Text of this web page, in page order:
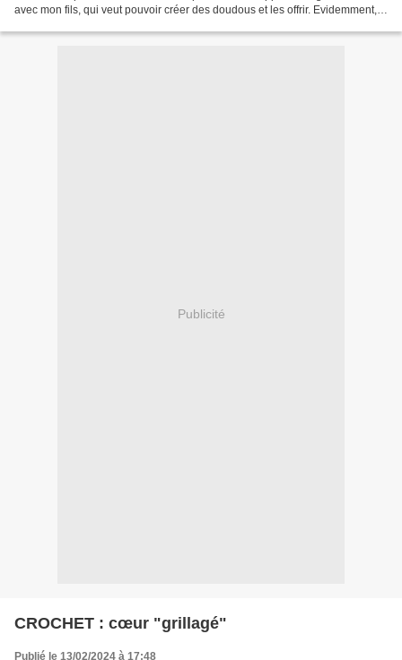
avec mon fils, qui veut pouvoir créer des doudous et les offrir. Evidemment,
Publicité
CROCHET : cœur "grillagé"
Publié le 13/02/2024 à 17:48